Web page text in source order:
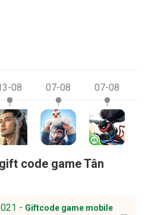
08 07-08 07-08
code game Tân
- Giftcode game mobile